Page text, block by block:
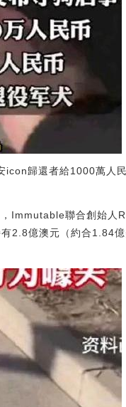
歸還者給1000萬人
Immutable聯合創始人
2.8億澳元（約合1.84